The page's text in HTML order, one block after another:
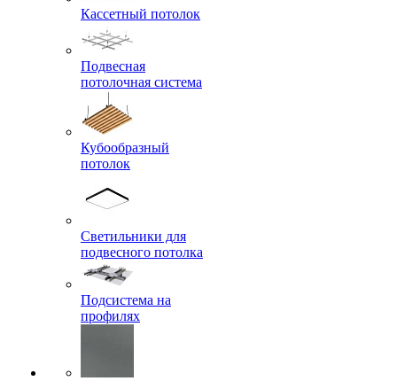
Кассетный потолок
Подвесная
потолочная система
Кубообразный
потолок
Светильники для
подвесного потолка
Подсистема на
профилях